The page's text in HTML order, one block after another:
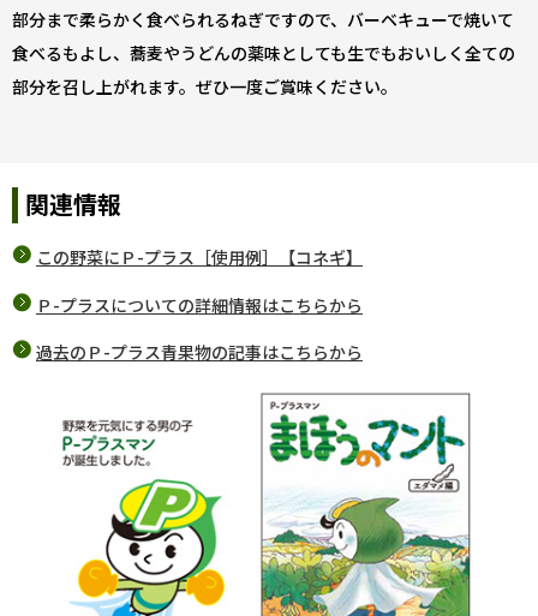
部分まで柔らかく食べられるねぎですので、バーベキューで焼いて
食べるもよし、蕎麦やうどんの薬味としても生でもおいしく全ての
部分を召し上がれます。ぜひ一度ご賞味ください。
関連情報
この野菜にＰ-プラス［使用例］【コネギ】
Ｐ-プラスについての詳細情報はこちらから
過去のＰ-プラス青果物の記事はこちらから